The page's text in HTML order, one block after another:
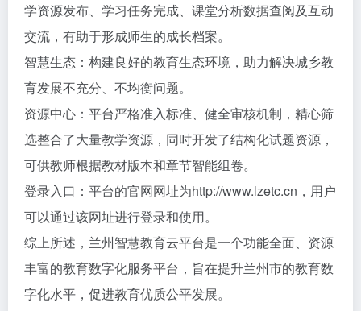
学资源发布、学习任务完成、课堂分析数据查阅及互动
交流，有助于形成师生的成长档案‌。
智慧生态‌：构建良好的教育生态环境，助力解决城乡教
育发展不充分、不均衡问题‌。
资源中心‌：平台严格准入标准、健全审核机制，精心筛
选整合了大量教学资源，同时开发了结构化试题资源，
可供教师根据教材版本和章节智能组卷‌。
登录入口‌：平台的官网网址为http://www.lzetc.cn，用户
可以通过该网址进行登录和使用‌。
综上所述，兰州智慧教育云平台是一个功能全面、资源
丰富的教育数字化服务平台，旨在提升兰州市的教育数
字化水平，促进教育优质公平发展。